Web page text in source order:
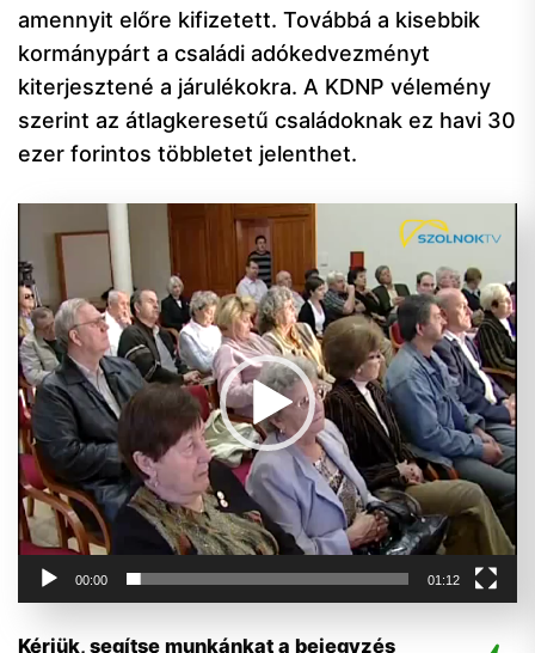
amennyit előre kifizetett. Továbbá a kisebbik
kormánypárt a családi adókedvezményt
kiterjesztené a járulékokra. A KDNP vélemény
szerint az átlagkeresetű családoknak ez havi 30
ezer forintos többletet jelenthet.
Videólejátszó
00:00 01:12
Kérjük, segítse munkánkat a bejegyzés